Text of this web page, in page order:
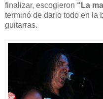
finalizar, escogieron “La
terminó de darlo todo en la
guitarras.